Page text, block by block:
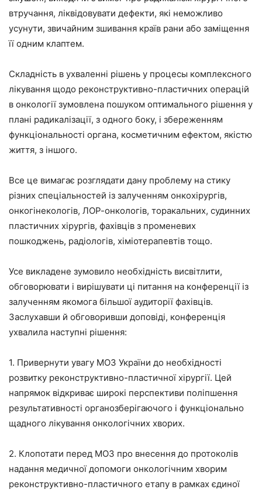
втручання, ліквідовувати дефекти, які неможливо
усунути, звичайним зшивання країв рани або заміщення
її одним клаптем.
Складність в ухваленні рішень у процесы комплексного
лікування щодо реконструктивно-пластичних операцій
в онкології зумовлена пошуком оптимального рішення у
плані радикалізації, з одного боку, і збереженням
функціональності органа, косметичним ефектом, якістю
життя, з іншого.
Все це вимагає розглядати дану проблему на стику
різних спеціальностей із залученням онкохірургів,
онкогінекологів, ЛОР-онкологів, торакальних, судинних
пластичних хірургів, фахівців з променевих
пошкоджень, радіологів, хіміотерапевтів тощо.
Усе викладене зумовило необхідність висвітлити,
обговорювати і вирішувати ці питання на конференції із
залученням якомога більшої аудиторії фахівців.
Заслухавши й обговоривши доповіді, конференція
ухвалила наступні рішення:
1. Привернути увагу МОЗ України до необхідності
розвитку реконструктивно-пластичної хірургії. Цей
напрямок відкриває широкі перспективи поліпшення
результативності органозберігаючого і функціонально
щадного лікування онкологічних хворих.
2. Клопотати перед МОЗ про внесення до протоколів
надання медичної допомоги онкологічним хворим
реконструктивно-пластичного етапу в рамках єдиної